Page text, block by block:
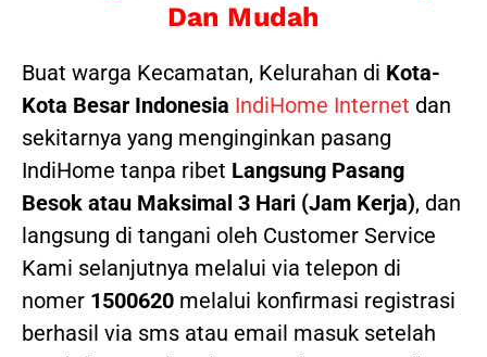
Dan Mudah
Buat warga Kecamatan, Kelurahan di Kota-
Kota Besar Indonesia IndiHome Internet dan
sekitarnya yang menginginkan pasang
IndiHome tanpa ribet Langsung Pasang
Besok atau Maksimal 3 Hari (Jam Kerja), dan
langsung di tangani oleh Customer Service
Kami selanjutnya melalui via telepon di
nomer 1500620 melalui konfirmasi registrasi
berhasil via sms atau email masuk setelah